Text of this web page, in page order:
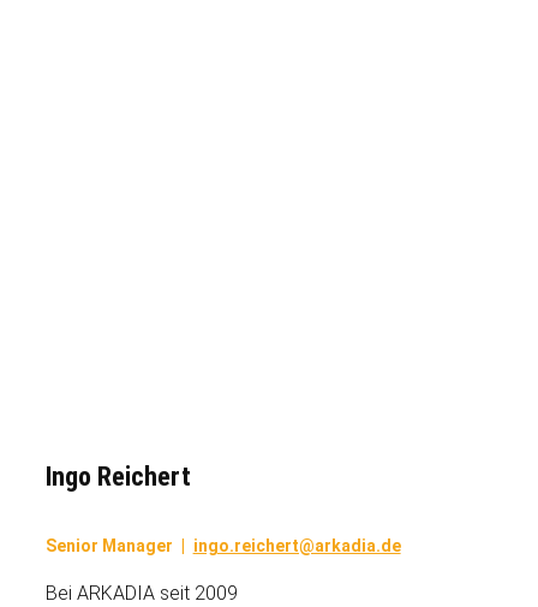
Ingo Reichert
Senior Manager ingo.reichert@arkadia.de
Bei ARKADIA seit 2009